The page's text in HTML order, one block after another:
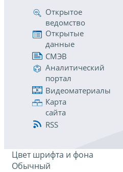
Открытое
ведомство
Открытые
данные
СМЭВ
Аналитический
портал
Видеоматериалы
Карта
сайта
RSS
Цвет шрифта и фона
Обычный